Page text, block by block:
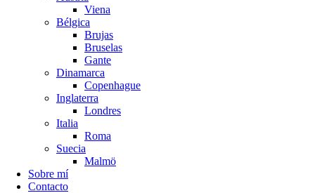
Viena
Bélgica
Brujas
Bruselas
Gante
Dinamarca
Copenhague
Inglaterra
Londres
Italia
Roma
Suecia
Malmö
Sobre mí
Contacto